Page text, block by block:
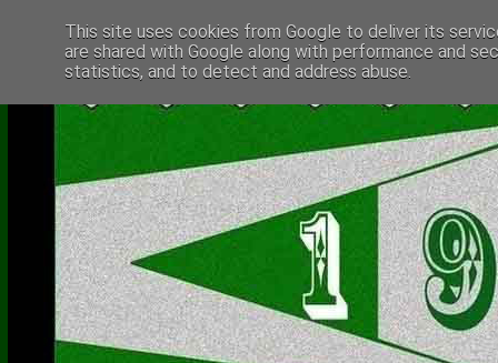
This site uses cookies from Google to deliver its
are shared with Google along with performance and
statistics, and to detect and address abuse.